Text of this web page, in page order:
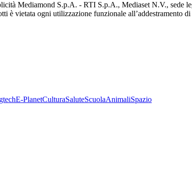
Mediamond S.p.A. - RTI S.p.A., Mediaset N.V., sede
è vietata ogni utilizzazione funzionale all’addestramento
E-PlanetCulturaSaluteScuolaAnimaliSpazio